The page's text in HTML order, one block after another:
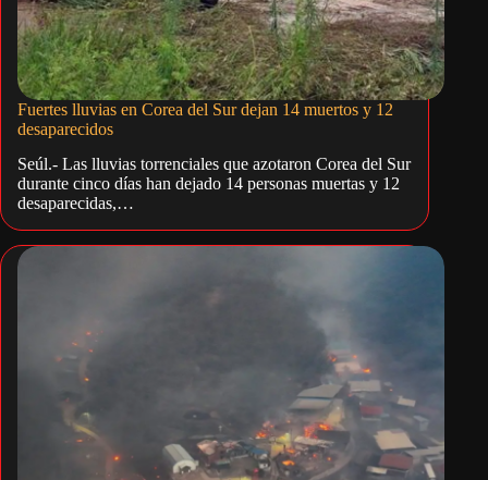
Fuertes lluvias en Corea del Sur dejan 14 muertos y 12
desaparecidos
Seúl.- Las lluvias torrenciales que azotaron Corea del Sur
durante cinco días han dejado 14 personas muertas y 12
desaparecidas,…